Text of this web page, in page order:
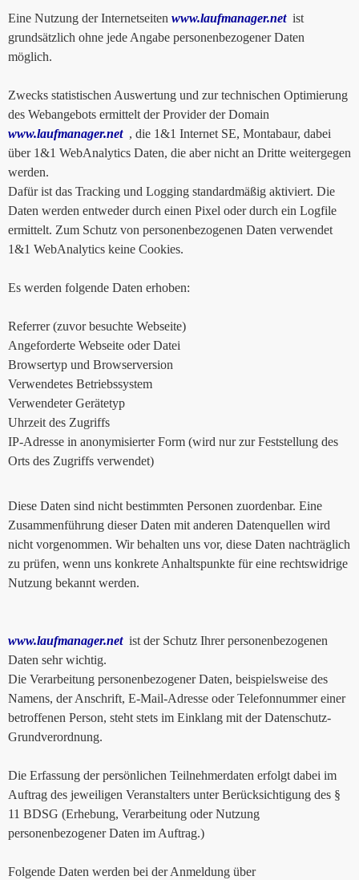
Eine Nutzung der Internetseiten www.laufmanager.netist
grundsätzlich ohne jede Angabe personenbezogener Daten
möglich.
Zwecks statistischen Auswertung und zur technischen Optimierung
des Webangebots ermittelt der Provider der Domain
www.laufmanager.net, die 1&1 Internet SE, Montabaur, dabei
über 1&1 WebAnalytics Daten, die aber nicht an Dritte weitergegen
werden.
Dafür ist das Tracking und Logging standardmäßig aktiviert. Die
Daten werden entweder durch einen Pixel oder durch ein Logfile
ermittelt. Zum Schutz von personenbezogenen Daten verwendet
1&1 WebAnalytics keine Cookies.
Es werden folgende Daten erhoben:
Referrer (zuvor besuchte Webseite)
Angeforderte Webseite oder Datei
Browsertyp und Browserversion
Verwendetes Betriebssystem
Verwendeter Gerätetyp
Uhrzeit des Zugriffs
IP-Adresse in anonymisierter Form (wird nur zur Feststellung des
Orts des Zugriffs verwendet)
Diese Daten sind nicht bestimmten Personen zuordenbar. Eine
Zusammenführung dieser Daten mit anderen Datenquellen wird
nicht vorgenommen. Wir behalten uns vor, diese Daten nachträglich
zu prüfen, wenn uns konkrete Anhaltspunkte für eine rechtswidrige
Nutzung bekannt werden.
www.laufmanager.netist der Schutz Ihrer personenbezogenen
Daten sehr wichtig.
Die Verarbeitung personenbezogener Daten, beispielsweise des
Namens, der Anschrift, E-Mail-Adresse oder Telefonnummer einer
betroffenen Person, steht stets im Einklang mit der Datenschutz-
Grundverordnung.
Die Erfassung der persönlichen Teilnehmerdaten erfolgt dabei im
Auftrag des jeweiligen Veranstalters unter Berücksichtigung des §
11 BDSG (Erhebung, Verarbeitung oder Nutzung
personenbezogener Daten im Auftrag.)
Folgende Daten werden bei der Anmeldung über